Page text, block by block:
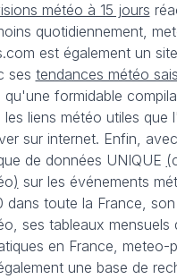
météo à 15 jours
quotidiennement,
est également un
ses tendances météo
qu'une formidable
les liens météo utiles que
sur internet. Enfin,
de données UNIQUE (
) sur les événements
dans toute la France,
ses tableaux mensuels
en France, meteo-
une base de